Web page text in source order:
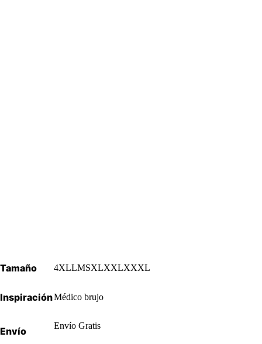
Tamaño 4XLLMSXLXXLXXXL
InspiraciónMédico brujo
Envío Envío Gratis